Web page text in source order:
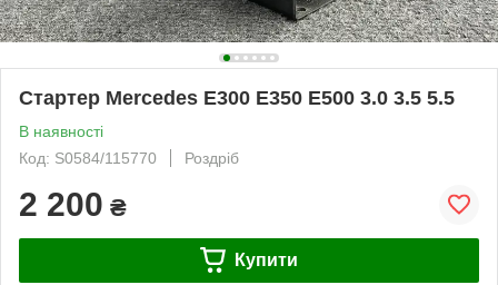
Стартер Mercedes Е300 Е350 Е500 3.0 3.5 5.5
В наявності
Код: S0584/115770
Роздріб
2 200 ₴
Купити